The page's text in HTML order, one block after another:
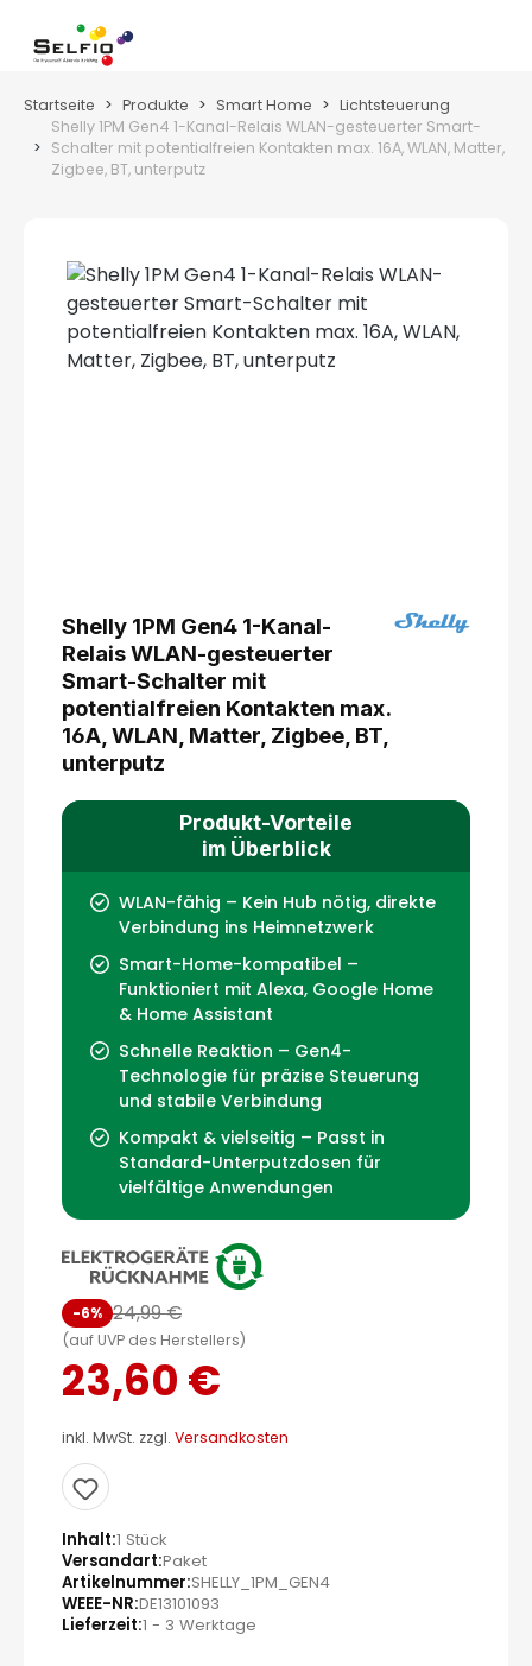
Zum Hauptinhalt springen
Startseite Produkte Smart Home
Lichtsteuerung
Shelly 1PM Gen4 1-Kanal-Relais WLAN-gesteuerter Smart-
Schalter mit potentialfreien Kontakten max. 16A, WLAN, Matter,
Zigbee, BT, unterputz
Shelly 1PM Gen4 1-Kanal-
Relais WLAN-gesteuerter
Smart-Schalter mit
potentialfreien Kontakten max.
16A, WLAN, Matter, Zigbee, BT,
unterputz
Produkt-Vorteile
im Überblick
WLAN-fähig – Kein Hub nötig, direkte
Verbindung ins Heimnetzwerk
Smart-Home-kompatibel –
Funktioniert mit Alexa, Google Home
& Home Assistant
Schnelle Reaktion – Gen4-
Technologie für präzise Steuerung
und stabile Verbindung
Kompakt & vielseitig – Passt in
Standard-Unterputzdosen für
vielfältige Anwendungen
-6% 24,99 €
(auf UVP des Herstellers)
23,60 €
inkl. MwSt. zzgl. Versandkosten
Inhalt 1 Stück
Versandart Paket
Artikelnummer SHELLY_1PM_GEN4
WEEE-NR DE13101093
Lieferzeit 1 - 3 Werktage